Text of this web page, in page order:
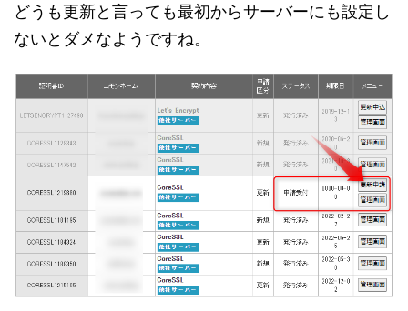
どうも更新と言っても最初からサーバーにも設定し
ないとダメなようですね。